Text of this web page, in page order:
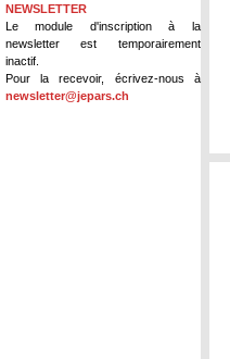
NEWSLETTER
Le module d'inscription à la
newsletter est temporairement
inactif.
Pour la recevoir, écrivez-nous à
newsletter@jepars.ch